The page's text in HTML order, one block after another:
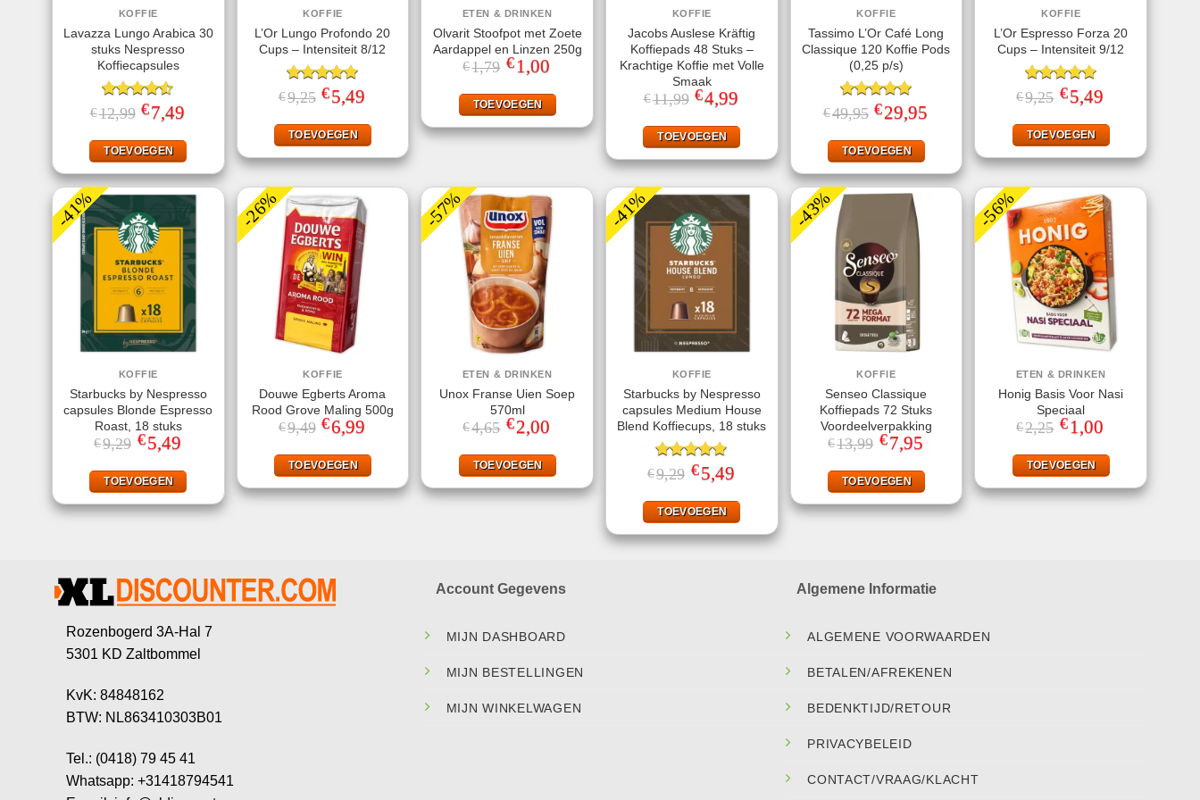
KOFFIE
Lavazza Lungo Arabica 30
stuks Nespresso
Koffiecapsules
Gewaardeerd
4.50 uit 5
€12,99 Oorspronkelijke
prijs
€12,99.
€7,49
€7,49.
TOEVOEGEN
KOFFIE
L’Or Lungo Profondo 20
Cups – Intensiteit 8/12
Gewaardeerd
5.00uit 5
€9,25 Oorspronkelijke
prijs
€9,25.
€5,49
€5,49.
TOEVOEGEN
ETEN & DRINKEN
Olvarit Stoofpot met Zoete
Aardappel en Linzen 250g
€1,79 Oorspronkelijke
prijs
€1,79.
€ 1,00Huidige
€1,00.
TOEVOEGEN
KOFFIE
Jacobs Auslese Kräftig
Koffiepads 48 Stuks –
Krachtige Koffie met Volle
Smaak
€11,99 Oorspronkelijke
prijs
€11,99.
€4,99
€4,99.
TOEVOEGEN
KOFFIE
Tassimo L’Or Café Long
Classique 120 Koffie Pods
(0,25 p/s)
Gewaardeerd
5.00uit 5
€49,95 Oorspronkelijke
prijs
€49,95.
€29,95
TOEVOEGEN
KOFFIE
L’Or Espresso Forza 20
Cups – Intensiteit 9/12
Gewaardeerd
5.00uit 5
€9,25 Oorspronkelijke
prijs
€9,25.
€5,49Huidige
€5,49.
TOEVOEGEN
-41%
KOFFIE
Starbucks by Nespresso
capsules Blonde Espresso
Roast, 18 stuks
€9,29 Oorspronkelijke
prijs
€9,29.
€5,49Huidige
€5,49.
TOEVOEGEN
-26%
KOFFIE
Douwe Egberts Aroma
Rood Grove Maling 500g
€9,49 Oorspronkelijke
prijs
€9,49.
€6,99
€6,99.
TOEVOEGEN
-57%
ETEN & DRINKEN
Unox Franse Uien Soep
570ml
€4,65 Oorspronkelijke
prijs
€4,65.
€2,00Huidige
€2,00.
TOEVOEGEN
-41%
KOFFIE
Starbucks by Nespresso
capsules Medium House
Blend Koffiecups, 18 stuks
Gewaardeerd
5.00uit 5
€9,29 Oorspronkelijke
prijs
€9,29.
€5,49Huidige
€5,49.
TOEVOEGEN
-43%
KOFFIE
Senseo Classique
Koffiepads 72 Stuks
Voordeelverpakking
€13,99 Oorspronkelijke
prijs
€13,99.
€7,95prijs
€7,95.
TOEVOEGEN
-56%
ETEN & DRINKEN
Honig Basis Voor Nasi
Speciaal
€2,25 Oorspronkelijke
prijs
€2,25.
€ 1,00Huidige
€1,00.
TOEVOEGEN
Rozenbogerd 3A-Hal 7
5301 KD Zaltbommel
KvK: 84848162
BTW: NL863410303B01
Tel.: (0418) 79 45 41
Whatsapp: +31418794541
Account Gegevens
MIJN DASHBOARD
MIJN BESTELLINGEN
MIJN WINKELWAGEN
Algemene Informatie
ALGEMENE VOORWAARDEN
BETALEN/AFREKENEN
BEDENKTIJD/RETOUR
PRIVACYBELEID
CONTACT/VRAAG/KLACHT